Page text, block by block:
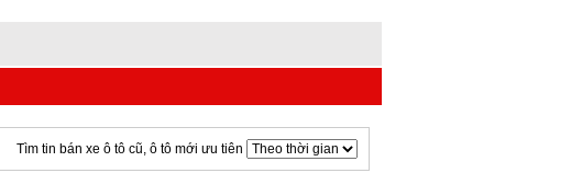
Tìm tin bán xe ô tô cũ, ô tô mới ưu tiên